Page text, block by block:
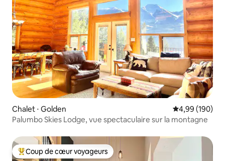
Chalet ⋅ Golden Évaluation
4,99 (190)
Palumbo Skies Lodge, vue spectaculaire sur la montagne
Coups de cœur voyageurs les plus appréciés
Coup de cœur voyageurs